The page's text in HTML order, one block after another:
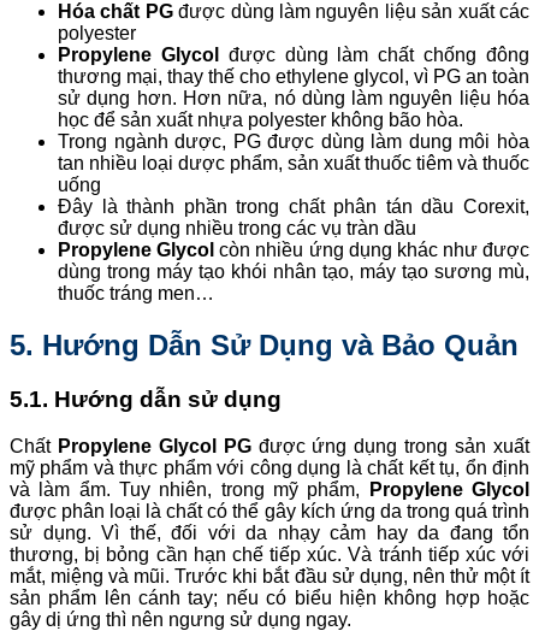
Hóa chất PGđược dùng làm nguyên liệu sản xuất các
polyester
Propylene Glycol
được dùng làm chất chống đông
thương mại, thay thế cho ethylene glycol, vì PG an toàn
sử dụng hơn. Hơn nữa, nó dùng làm nguyên liệu hóa
học để sản xuất nhựa polyester không bão hòa.
Trong ngành dược, PG được dùng làm dung môi hòa
tan nhiều loại dược phẩm, sản xuất thuốc tiêm và thuốc
uống
Đây là thành phần trong chất phân tán dầu Corexit,
được sử dụng nhiều trong các vụ tràn dầu
Propylene Glycol còn nhiều ứng dụng khác như được
dùng trong máy tạo khói nhân tạo, máy tạo sương mù,
thuốc tráng men…
5. Hướng Dẫn Sử Dụng và Bảo Quản
5.1. Hướng dẫn sử dụng
Chất Propylene Glycol PGđược ứng dụng trong sản xuất
mỹ phẩm và thực phẩm với công dụng là chất kết tụ, ổn định
và làm ẩm. Tuy nhiên, trong mỹ phẩm,
Propylene Glycol
được phân loại là chất có thể gây kích ứng da trong quá trình
sử dụng. Vì thế, đối với da nhạy cảm hay da đang tổn
thương, bị bỏng cần hạn chế tiếp xúc. Và tránh tiếp xúc với
mắt, miệng và mũi. Trước khi bắt đầu sử dụng, nên thử một ít
sản phẩm lên cánh tay; nếu có biểu hiện không hợp hoặc
gây dị ứng thì nên ngưng sử dụng ngay.